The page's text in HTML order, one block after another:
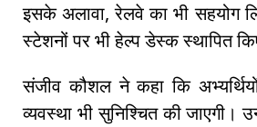
इसके अलावा, रेलवे का भी सहयोग
स्टेशनों पर भी हेल्प डेस्क स्थापित
संजीव कौशल ने कहा कि
व्यवस्था भी सुनिश्चित की जाएगी।